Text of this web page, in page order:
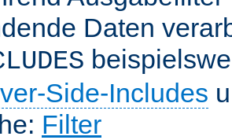
Daten
Side-Includes
Filter